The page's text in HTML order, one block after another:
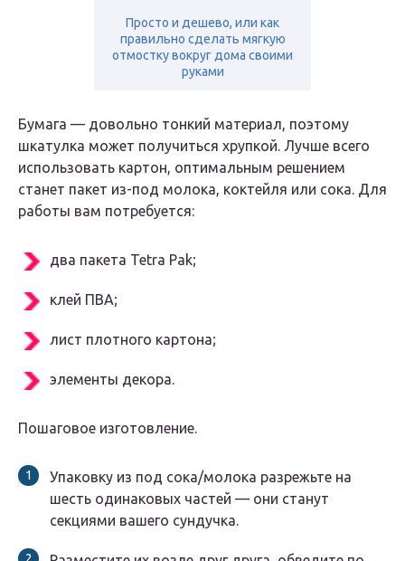
Просто и дешево, или как
правильно сделать мягкую
отмостку вокруг дома своими
руками
Бумага — довольно тонкий материал, поэтому
шкатулка может получиться хрупкой. Лучше всего
использовать картон, оптимальным решением
станет пакет из-под молока, коктейля или сока. Для
работы вам потребуется:
два пакета Tetra Pak;
клей ПВА;
лист плотного картона;
элементы декора.
Пошаговое изготовление.
Упаковку из под сока/молока разрежьте на
шесть одинаковых частей — они станут
секциями вашего сундучка.